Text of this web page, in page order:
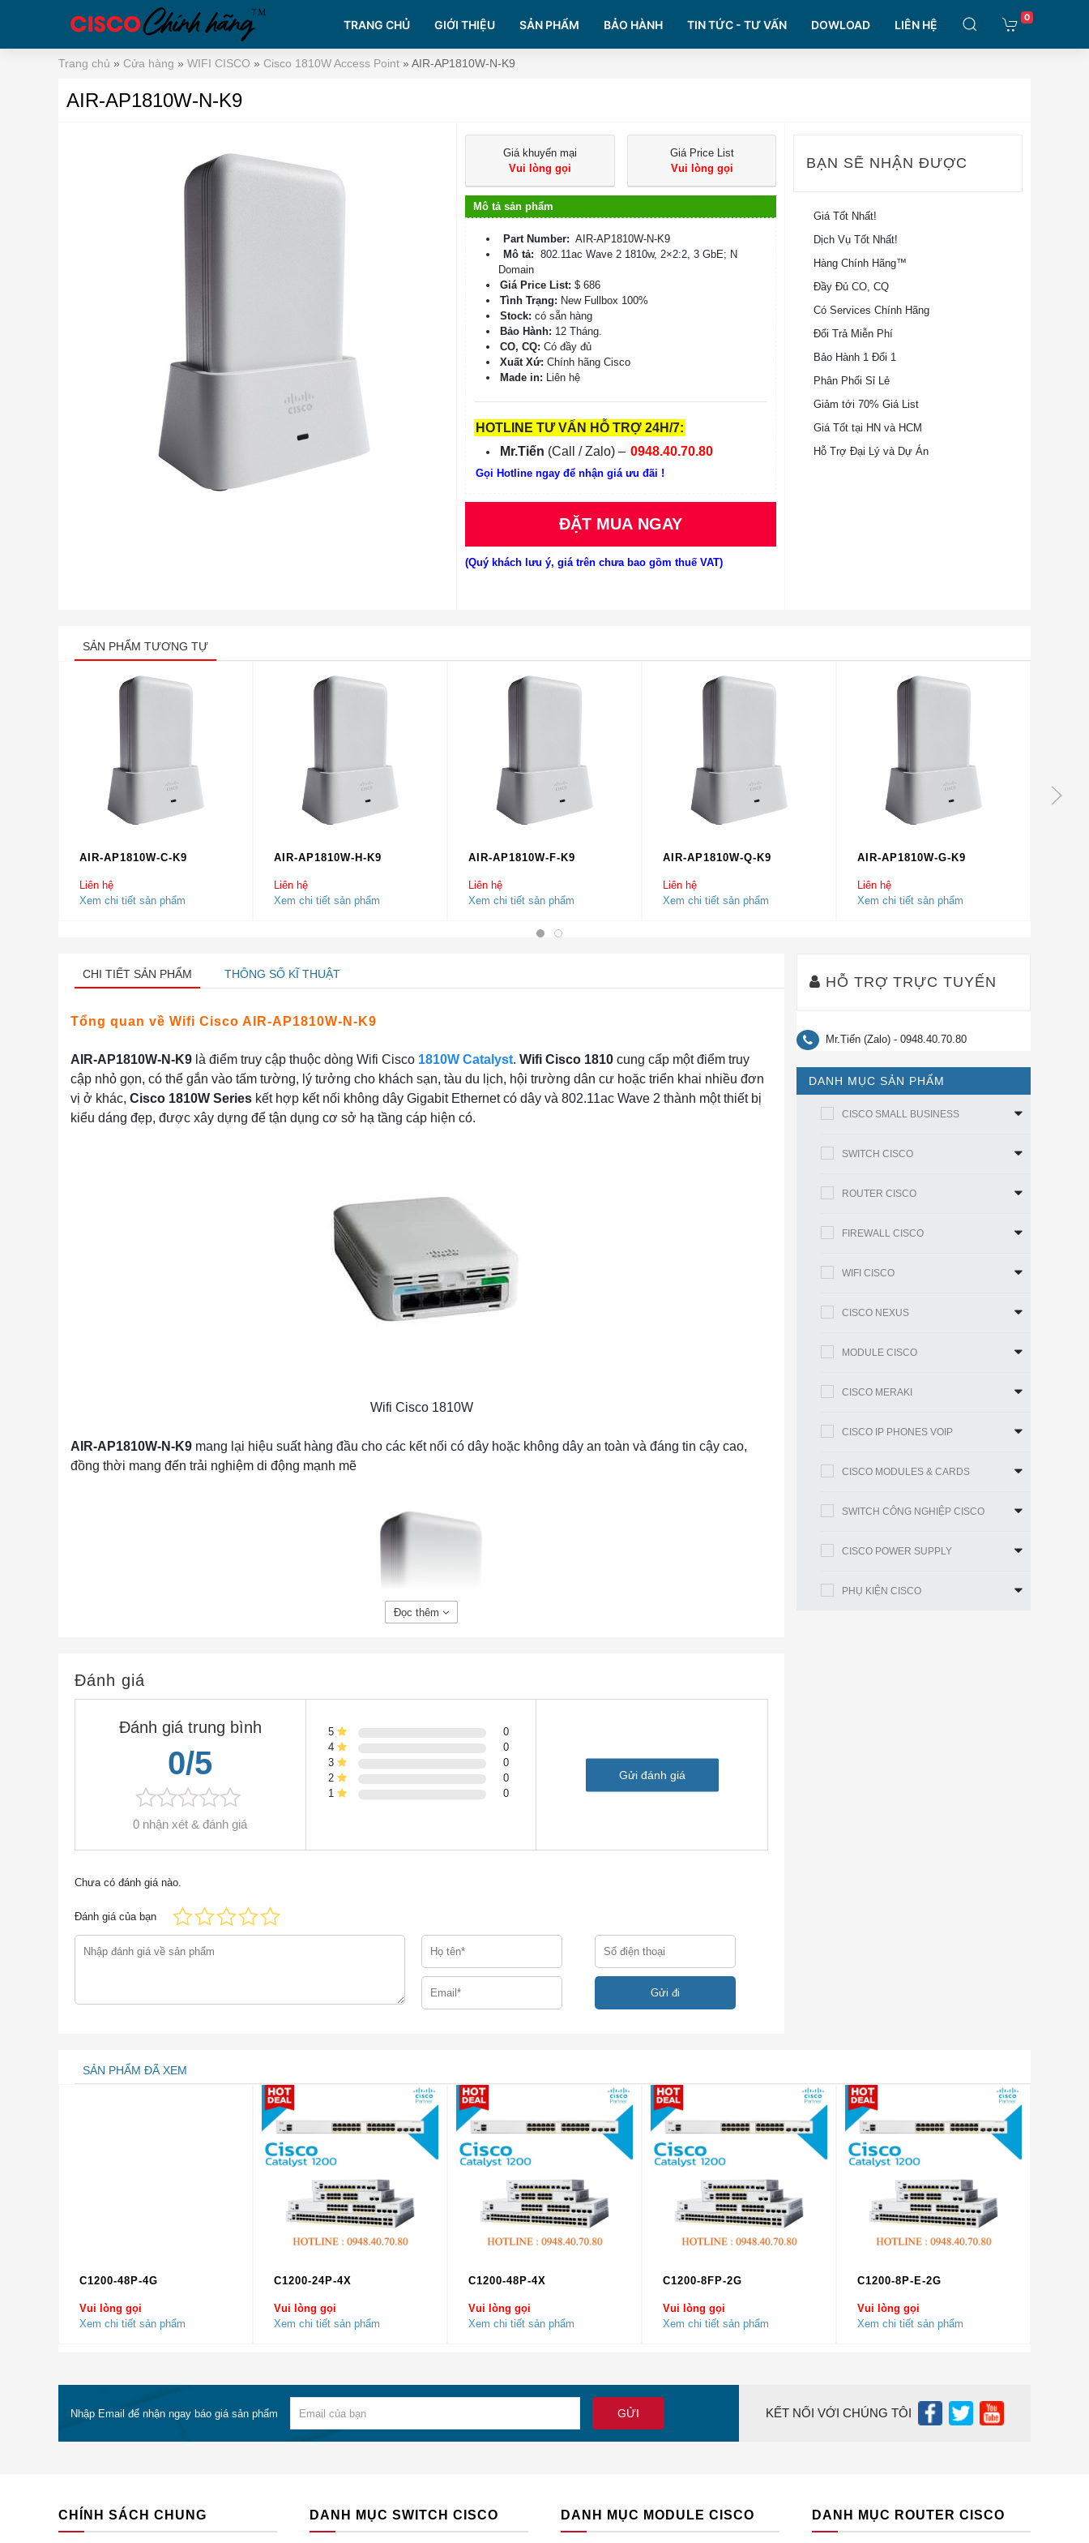
TRANG CHỦ GIỚI THIỆU SẢN PHẨM BẢO HÀNH TIN TỨC - TƯ VẤN DOWLOAD LIÊN HỆ
0
Trang chủ » Cửa hàng » WIFI CISCO » Cisco 1810W Access Point » AIR-AP1810W-N-K9
AIR-AP1810W-N-K9
Giá khuyến mại
Vui lòng gọi
Giá Price List
Vui lòng gọi
Mô tả sản phẩm
Part Number: AIR-AP1810W-N-K9
Mô tả: 802.11ac Wave 2 1810w, 2×2:2, 3 GbE; N
Domain
Giá Price List: $ 686
Tình Trạng: New Fullbox 100%
Stock: có sẵn hàng
Bảo Hành: 12 Tháng.
CO, CQ:Có đầy đủ
Xuất Xứ: Chính hãng Cisco
Made in: Liên hệ
HOTLINE TƯ VẤN HỖ TRỢ 24H/7:
Mr.Tiến (Call / Zalo) – 0948.40.70.80
Gọi Hotline ngay để nhận giá ưu đãi !
ĐẶT MUA NGAY
(Quý khách lưu ý, giá trên chưa bao gồm thuế VAT)
BẠN SẼ NHẬN ĐƯỢC
Giá Tốt Nhất!
Dịch Vụ Tốt Nhất!
Hàng Chính Hãng™
Đầy Đủ CO, CQ
Có Services Chính Hãng
Đổi Trả Miễn Phí
Bảo Hành 1 Đổi 1
Phân Phối Sỉ Lẻ
Giảm tới 70% Giá List
Giá Tốt tại HN và HCM
Hỗ Trợ Đại Lý và Dự Án
SẢN PHẨM TƯƠNG TỰ
AIR-AP1810W-C-K9
Liên hệ
Xem chi tiết sản phẩm
AIR-AP1810W-H-K9
Liên hệ
Xem chi tiết sản phẩm
AIR-AP1810W-F-K9
Liên hệ
Xem chi tiết sản phẩm
AIR-AP1810W-Q-K9
Liên hệ
Xem chi tiết sản phẩm
AIR-AP1810W-G-K9
Liên hệ
Xem chi tiết sản phẩm
CHI TIẾT SẢN PHẨM THÔNG SỐ KĨ THUẬT
Tổng quan về Wifi Cisco AIR-AP1810W-N-K9
AIR-AP1810W-N-K9 là điểm truy cập thuộc dòng Wifi Cisco 1810W Catalyst. Wifi Cisco 1810 cung cấp một điểm truy
cập nhỏ gọn, có thể gắn vào tấm tường, lý tưởng cho khách sạn, tàu du lịch, hội trường dân cư hoặc triển khai nhiều đơn
vị ở khác, Cisco 1810W Series kết hợp kết nối không dây Gigabit Ethernet có dây và 802.11ac Wave 2 thành một thiết bị
kiểu dáng đẹp, được xây dựng để tận dụng cơ sở hạ tầng cáp hiện có.
Wifi Cisco 1810W
AIR-AP1810W-N-K9 mang lại hiệu suất hàng đầu cho các kết nối có dây hoặc không dây an toàn và đáng tin cậy cao,
đồng thời mang đến trải nghiệm di động mạnh mẽ
AIR-AP1810W-N-K9 802.11ac Wave 2 1810w, 2×2:2, 3 GbE; N Domain
Thông số nhanh
– 1 cổng giao diện điều khiển quản lý (RJ-45)
– Cổng 3 × 10/100 / 1000BASE-T (cổng Ethernet cục bộ), bao gồm 1 cổng PoE out
– 1 × cổng chuyển tiếp thụ động RJ-45 (trở lại dưới cùng)
Kết hợp tỷ lệ tối đa (MRC)
Các kênh 20, 40 và 80 MHz
Tốc độ dữ liệu PHY lên đến 866,7 Mbps (80 MHz trên 5 GHz)
Tổng hợp gói: A-MPDU (Tx / Rx), A-MSDU (Rx)
N (N miền quy định):
– 5,180 đến 5,320 GHz; 8 kênh
Hệ thống
– 256 MB flash
Đọc thêm
Đánh giá
Đánh giá trung bình
0/5
0 nhận xét & đánh giá
5
0
4
0
3
0
2
0
1
0
Gửi đánh giá
Chưa có đánh giá nào.
Đánh giá của bạn
HỖ TRỢ TRỰC TUYẾN
Mr.Tiến (Zalo) - 0948.40.70.80
DANH MỤC SẢN PHẨM
CISCO SMALL BUSINESS
SWITCH CISCO
ROUTER CISCO
FIREWALL CISCO
WIFI CISCO
CISCO NEXUS
MODULE CISCO
CISCO MERAKI
CISCO IP PHONES VOIP
CISCO MODULES & CARDS
SWITCH CÔNG NGHIỆP CISCO
CISCO POWER SUPPLY
PHỤ KIỆN CISCO
SẢN PHẨM ĐÃ XEM
C1200-48P-4G
Vui lòng gọi
Xem chi tiết sản phẩm
C1200-24P-4X
Vui lòng gọi
Xem chi tiết sản phẩm
C1200-48P-4X
Vui lòng gọi
Xem chi tiết sản phẩm
C1200-8FP-2G
Vui lòng gọi
Xem chi tiết sản phẩm
C1200-8P-E-2G
Vui lòng gọi
Xem chi tiết sản phẩm
Nhập Email để nhận ngay báo giá sản phẩm KẾT NỐI VỚI CHÚNG TÔI
CHÍNH SÁCH CHUNG DANH MỤC SWITCH CISCO DANH MỤC MODULE CISCO DANH MỤC ROUTER CISCO